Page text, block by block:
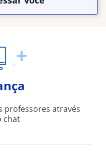
professores através
chat